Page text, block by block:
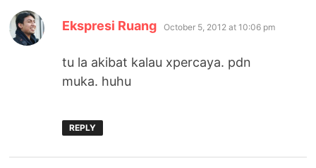
Ekspresi Ruang says:
October 5, 2012 at 10:06 pm
tu la akibat kalau xpercaya. pdn
muka. huhu
REPLY